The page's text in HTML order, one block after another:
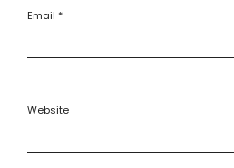
Email *
Website